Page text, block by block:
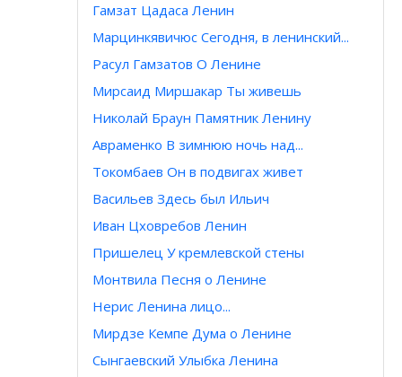
Гамзат Цадаса Ленин
Марцинкявичюс Сегодня, в ленинский...
Расул Гамзатов О Ленине
Мирсаид Миршакар Ты живешь
Николай Браун Памятник Ленину
Авраменко В зимнюю ночь над...
Токомбаев Он в подвигах живет
Васильев Здесь был Ильич
Иван Цховребов Ленин
Пришелец У кремлевской стены
Монтвила Песня о Ленине
Нерис Ленина лицо...
Мирдзе Кемпе Дума о Ленине
Сынгаевский Улыбка Ленина